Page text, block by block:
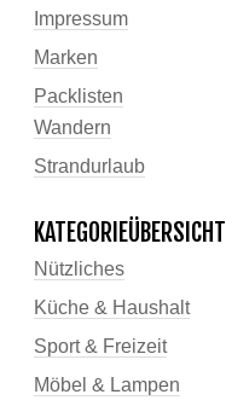
Impressum
Marken
Packlisten
Wandern
Strandurlaub
KATEGORIEÜBERSICHT
Nützliches
Küche & Haushalt
Sport & Freizeit
Möbel & Lampen